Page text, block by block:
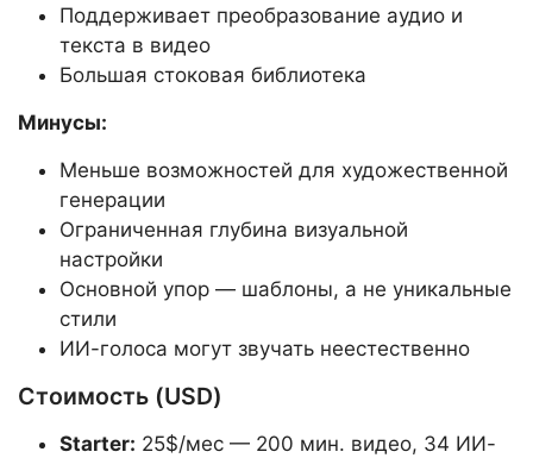
Поддерживает преобразование аудио и
текста в видео
Большая стоковая библиотека
Минусы:
Меньше возможностей для художественной
генерации
Ограниченная глубина визуальной
настройки
Основной упор — шаблоны, а не уникальные
стили
ИИ-голоса могут звучать неестественно
Стоимость (USD)
Starter: 25$/мес — 200 мин. видео, 34 ИИ-